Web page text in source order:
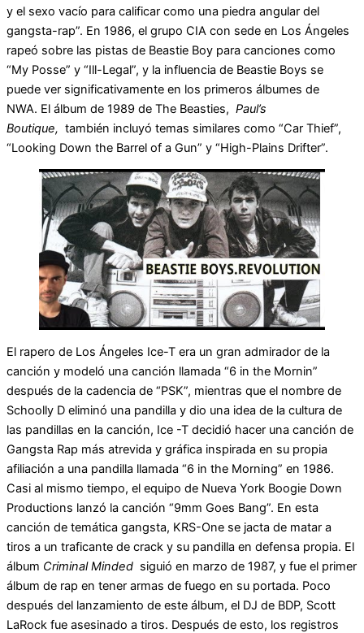
y el sexo vacío para calificar como una piedra angular del
gangsta-rap”. En 1986, el grupo CIA con sede en Los Ángeles
rapeó sobre las pistas de Beastie Boy para canciones como
“My Posse” y “Ill-Legal”, y la influencia de Beastie Boys se
puede ver significativamente en los primeros álbumes de
NWA. El álbum de 1989 de The Beasties, Paul’s
Boutique, también incluyó temas similares como “Car Thief”,
“Looking Down the Barrel of a Gun” y “High-Plains Drifter”.
El rapero de Los Ángeles Ice-T era un gran admirador de la
canción y modeló una canción llamada “6 in the Mornin”
después de la cadencia de “PSK”, mientras que el nombre de
Schoolly D eliminó una pandilla y dio una idea de la cultura de
las pandillas en la canción, Ice -T decidió hacer una canción de
Gangsta Rap más atrevida y gráfica inspirada en su propia
afiliación a una pandilla llamada “6 in the Morning” en 1986.
Casi al mismo tiempo, el equipo de Nueva York Boogie Down
Productions lanzó la canción “9mm Goes Bang”. En esta
canción de temática gangsta, KRS-One se jacta de matar a
tiros a un traficante de crack y su pandilla en defensa propia. El
álbum Criminal Minded siguió en marzo de 1987, y fue el primer
álbum de rap en tener armas de fuego en su portada. Poco
después del lanzamiento de este álbum, el DJ de BDP, Scott
LaRock fue asesinado a tiros. Después de esto, los registros